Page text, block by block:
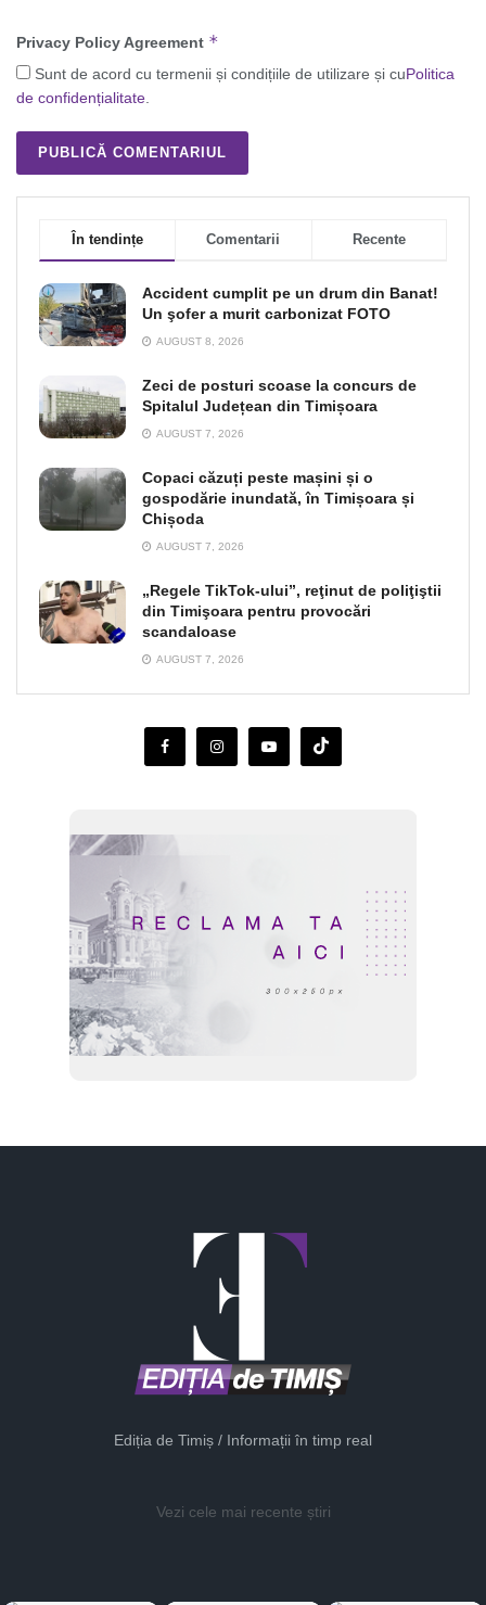
Privacy Policy Agreement *
Sunt de acord cu termenii și condițiile de utilizare și cuPolitica
de confidențialitate.
În tendințe Comentarii Recente
Accident cumplit pe un drum din Banat!
Un şofer a murit carbonizat FOTO
AUGUST 8, 2026
Zeci de posturi scoase la concurs de
Spitalul Județean din Timișoara
AUGUST 7, 2026
Copaci căzuți peste mașini și o
gospodărie inundată, în Timișoara și
Chișoda
AUGUST 7, 2026
„Regele TikTok-ului”, reţinut de poliţiştii
din Timişoara pentru provocări
scandaloase
AUGUST 7, 2026
Ediția de Timiș / Informații în timp real
Vezi cele mai recente știri